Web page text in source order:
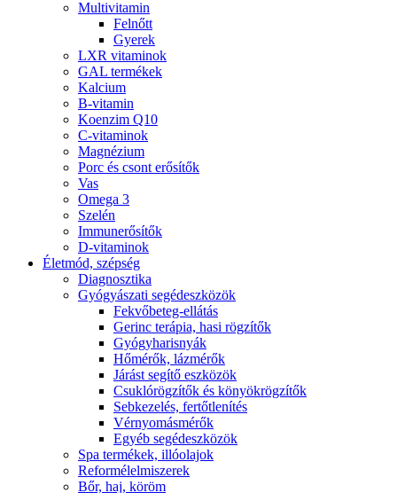
Multivitamin
Felnőtt
Gyerek
LXR vitaminok
GAL termékek
Kalcium
B-vitamin
Koenzim Q10
C-vitaminok
Magnézium
Porc és csont erősítők
Vas
Omega 3
Szelén
Immunerősítők
D-vitaminok
Életmód, szépség
Diagnosztika
Gyógyászati segédeszközök
Fekvőbeteg-ellátás
Gerinc terápia, hasi rögzítők
Gyógyharisnyák
Hőmérők, lázmérők
Járást segítő eszközök
Csuklórögzítők és könyökrögzítők
Sebkezelés, fertőtlenítés
Vérnyomásmérők
Egyéb segédeszközök
Spa termékek, illóolajok
Reformélelmiszerek
Bőr, haj, köröm